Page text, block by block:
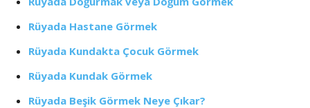
Rüyada Hastane Görmek
Rüyada Kundakta Çocuk Görmek
Rüyada Kundak Görmek
Rüyada Beşik Görmek Neye Çıkar?